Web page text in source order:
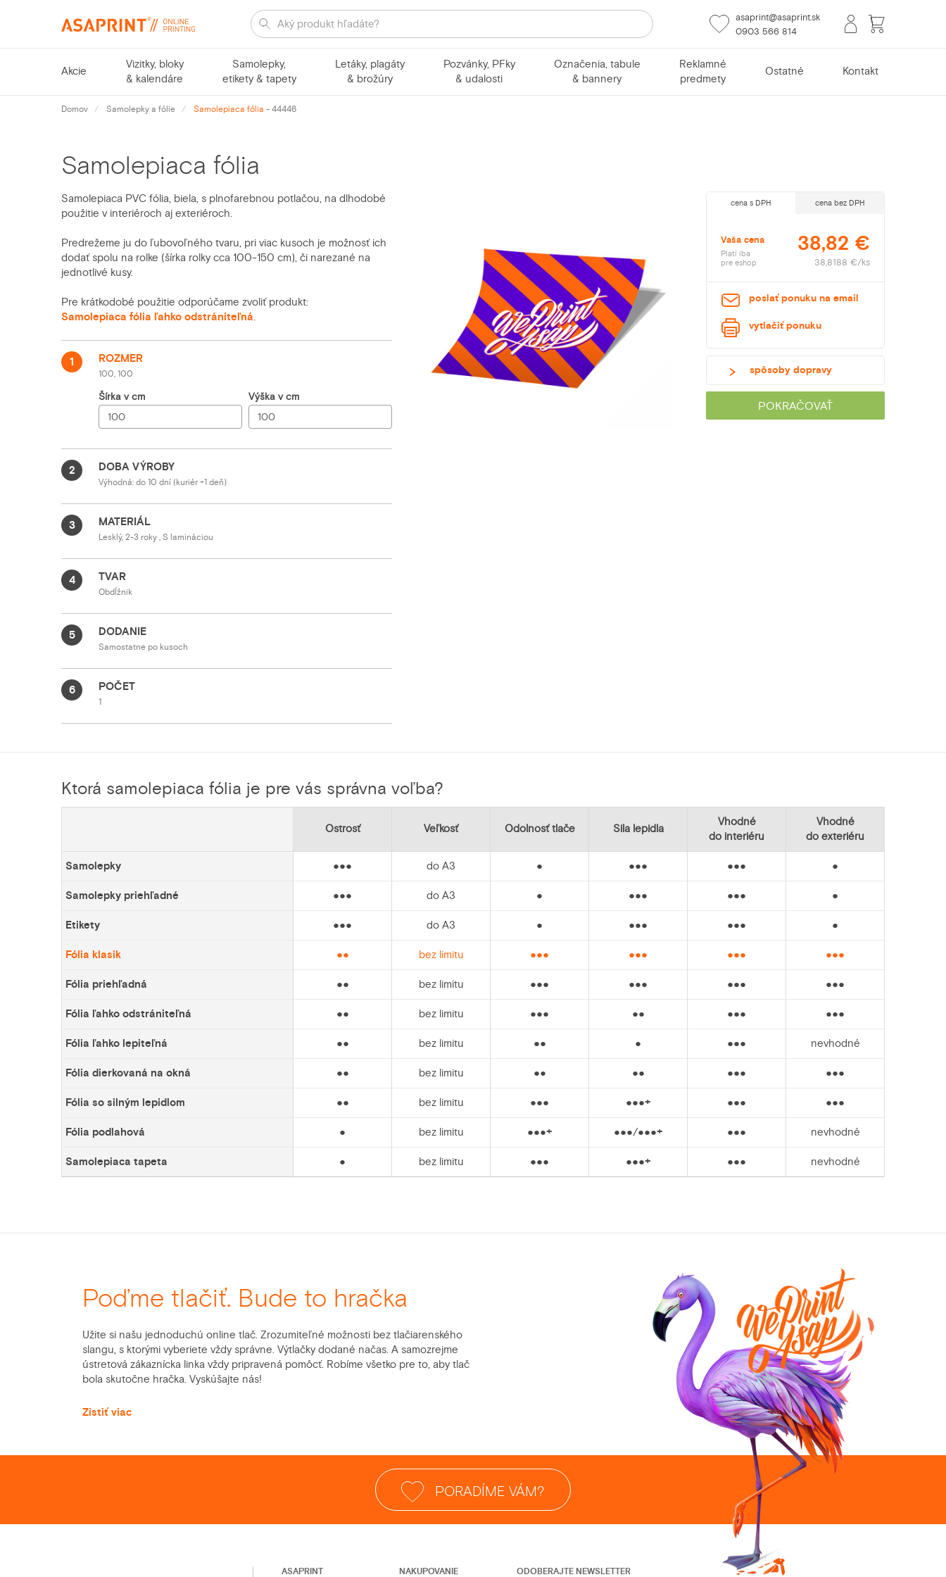
asaprint@asaprint.sk
0903 566 814
Akcie
Vizitky, bloky
& kalendáre
Samolepky,
etikety & tapety
Letáky, plagáty
& brožúry
Pozvánky, PFky
& udalosti
Označenia, tabule
& bannery
Reklamné
predmety
Ostatné Kontakt
Domov Samolepky a fólie Samolepiaca fólia - 44446
Samolepiaca fólia
Samolepiaca PVC fólia, biela, s plnofarebnou potlačou, na dlhodobé
použitie v interiéroch aj exteriéroch.
Predrežeme ju do ľubovoľného tvaru, pri viac kusoch je možnosť ich
dodať spolu na rolke (šírka rolky cca 100-150 cm), či narezané na
jednotlivé kusy.
Pre krátkodobé použitie odporúčame zvoliť produkt:
Samolepiaca fólia ľahko odstrániteľná.
1 ROZMER
100, 100
Šírka v cm Výška v cm
2 DOBA VÝROBY
Výhodná: do 10 dní (kuriér +1 deň)
3 MATERIÁL
Lesklý, 2-3 roky , S lamináciou
4 TVAR
Obdĺžnik
5 DODANIE
Samostatne po kusoch
6 POČET
1
cena s DPH cena bez DPH
Vaša cena 38,82 €
Platí iba
pre eshop
38,8188 €/ks
poslať ponuku na email
vytlačiť ponuku
spôsoby dopravy
POKRAČOVAŤ
Ktorá samolepiaca fólia je pre vás správna voľba?
Ostrosť Veľkosť Odolnosť tlače Sila lepidla
Vhodné
do interiéru
Vhodné
do exteriéru
Samolepky ●●● do A3 ● ●●● ●●● ●
Samolepky priehľadné ●●● do A3 ● ●●● ●●● ●
Etikety ●●● do A3 ● ●●● ●●● ●
Fólia klasik ●● bez limitu ●●● ●●● ●●● ●●●
Fólia priehľadná ●● bez limitu ●●● ●●● ●●● ●●●
Fólia ľahko odstrániteľná ●● bez limitu ●●● ●● ●●● ●●●
Fólia ľahko lepiteľná ●● bez limitu ●● ● ●●● nevhodné
Fólia dierkovaná na okná ●● bez limitu ●● ●● ●●● ●●●
Fólia so silným lepidlom ●● bez limitu ●●● ●●●+ ●●● ●●●
Fólia podlahová ● bez limitu ●●●+ ●●●/●●●+ ●●● nevhodné
Samolepiaca tapeta ● bez limitu ●●● ●●●+ ●●● nevhodné
Poďme tlačiť. Bude to hračka
Užite si našu jednoduchú online tlač. Zrozumiteľné možnosti bez tlačiarenského
slangu, s ktorými vyberiete vždy správne. Výtlačky dodané načas. A samozrejme
ústretová zákaznícka linka vždy pripravená pomôcť. Robíme všetko pre to, aby tlač
bola skutočne hračka. Vyskúšajte nás!
Zistiť viac
PORADÍME VÁM?
ASAPRINT NAKUPOVANIE ODOBERAJTE NEWSLETTER